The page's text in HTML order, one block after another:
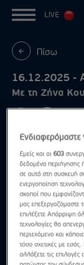
LIVE
Πίσω
16.12.2025 -
Με τη Ζήνα
Εμείς και οι603
δεδομένα περιήγησης
σε αυτά στη συσκευή
ενεργοποίηση
σκοποί που
μας επεξεργαζόμαστε
επιλέξετε Απόρριψη
τεχνολογίες θα
περιεχόμενο και
τόσο σχετικές με
αλλάξετε τις